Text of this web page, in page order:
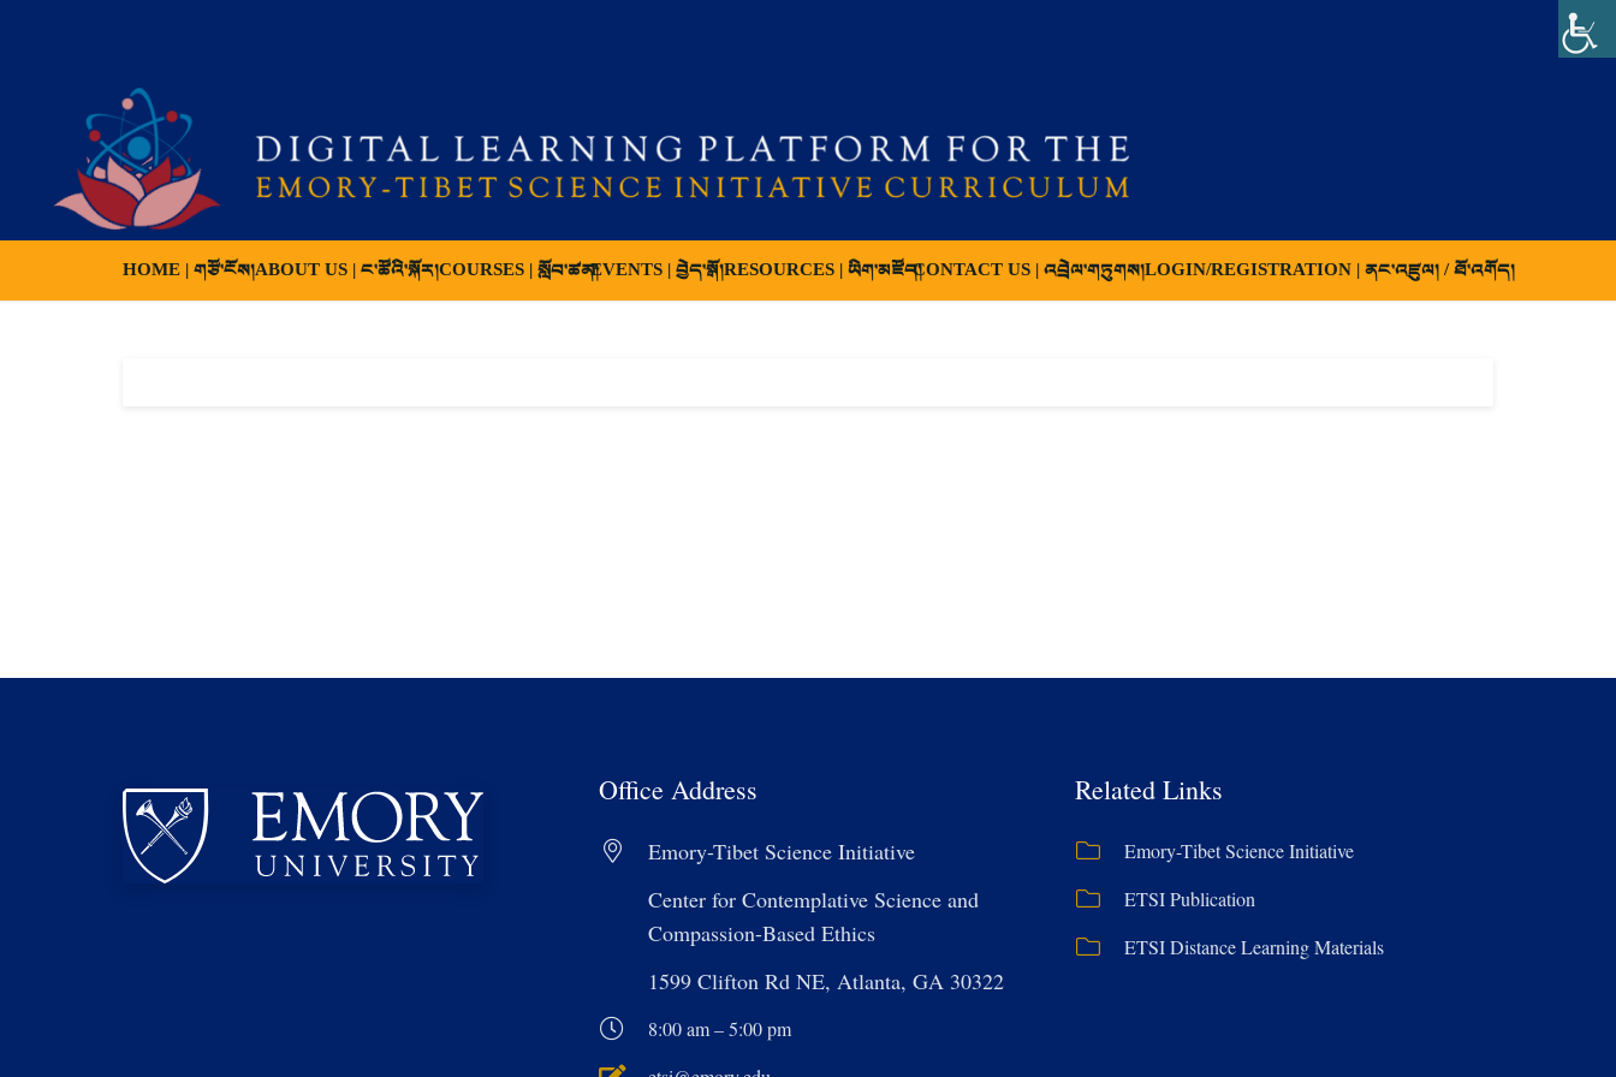
HOME | གཙོ་ངོས།ABOUT US | ང་ཚོའི་སྐོར།COURSES | སློབ་ཚན།EVENTS | བྱེད་སྒོ།RESOURCES | ཡིག་མཛོད།CONTACT US | འབྲེལ་གཏུགས།LOGIN/REGISTRATION | ནང་འཛུལ། / ཐོ་འགོད།
Office Address
Emory-Tibet Science Initiative
Center for Contemplative Science and
Compassion-Based Ethics
1599 Clifton Rd NE, Atlanta, GA 30322
8:00 am – 5:00 pm
Related Links
Emory-Tibet Science Initiative
ETSI Publication
ETSI Distance Learning Materials